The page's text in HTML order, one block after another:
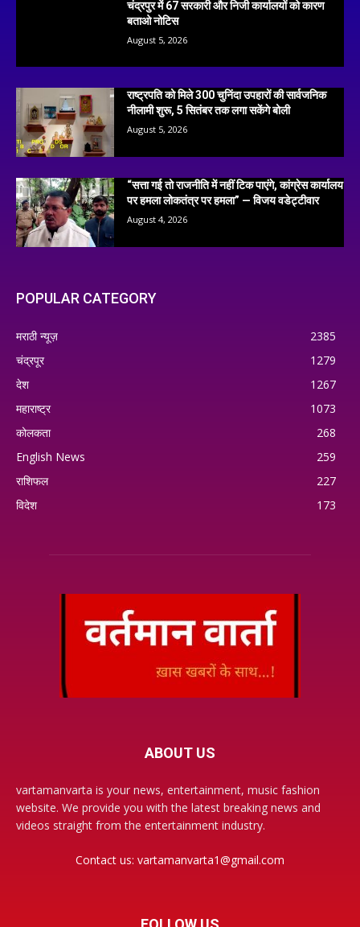
चंद्रपुर में 67 सरकारी और निजी कार्यालयों को कारण
बताओ नोटिस
August 5, 2026
राष्ट्रपति को मिले 300 चुनिंदा उपहारों की सार्वजनिक
नीलामी शुरू, 5 सितंबर तक लगा सकेंगे बोली
August 5, 2026
“सत्ता गई तो राजनीति में नहीं टिक पाएंगे, कांग्रेस कार्यालय
पर हमला लोकतंत्र पर हमला” — विजय वडेट्टीवार
August 4, 2026
POPULAR CATEGORY
मराठी न्यूज़
2385
चंद्रपूर
1279
देश
1267
महाराष्ट्र
1073
कोलकता
268
English News
259
राशिफल
227
विदेश
173
ABOUT US
vartamanvarta is your news, entertainment, music fashion
website. We provide you with the latest breaking news and
videos straight from the entertainment industry.
Contact us: vartamanvarta1@gmail.com